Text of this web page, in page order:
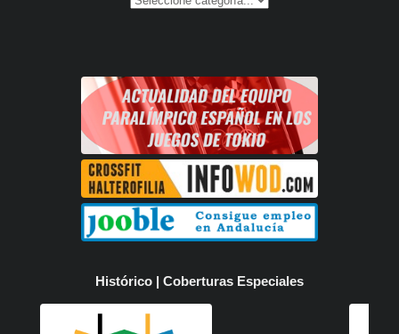
Histórico | Coberturas Especiales